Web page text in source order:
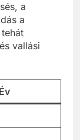
a
a
vallási
Év